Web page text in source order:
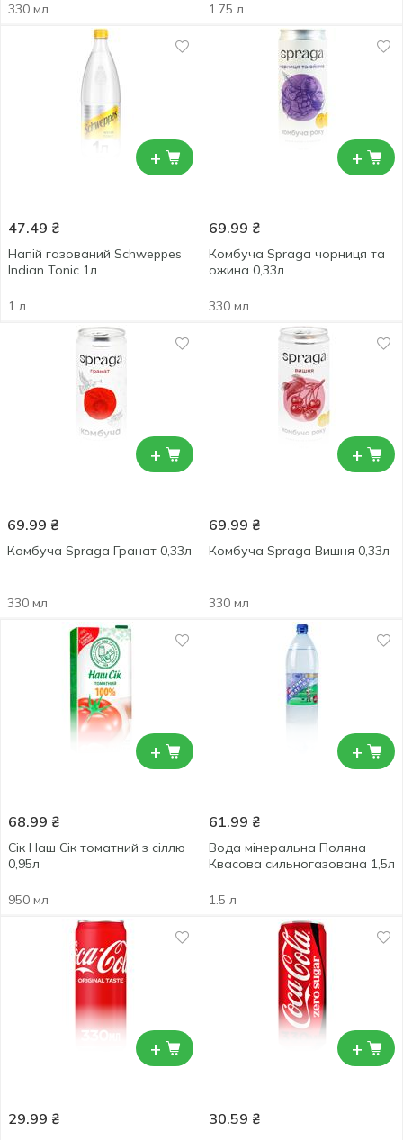
330 мл 1.75 л
+
47.49 ₴
Напій газований Schweppes
Indian Tonic 1л
1 л
+
69.99 ₴
Комбуча Spraga чорниця та
ожина 0,33л
330 мл
+
69.99 ₴
Комбуча Spraga Гранат 0,33л
330 мл
+
69.99 ₴
Комбуча Spraga Вишня 0,33л
330 мл
+
68.99 ₴
Сік Наш Сік томатний з сіллю
0,95л
950 мл
+
61.99 ₴
Вода мінеральна Поляна
Квасова сильногазована 1,5л
1.5 л
+
29.99 ₴
+
30.59 ₴